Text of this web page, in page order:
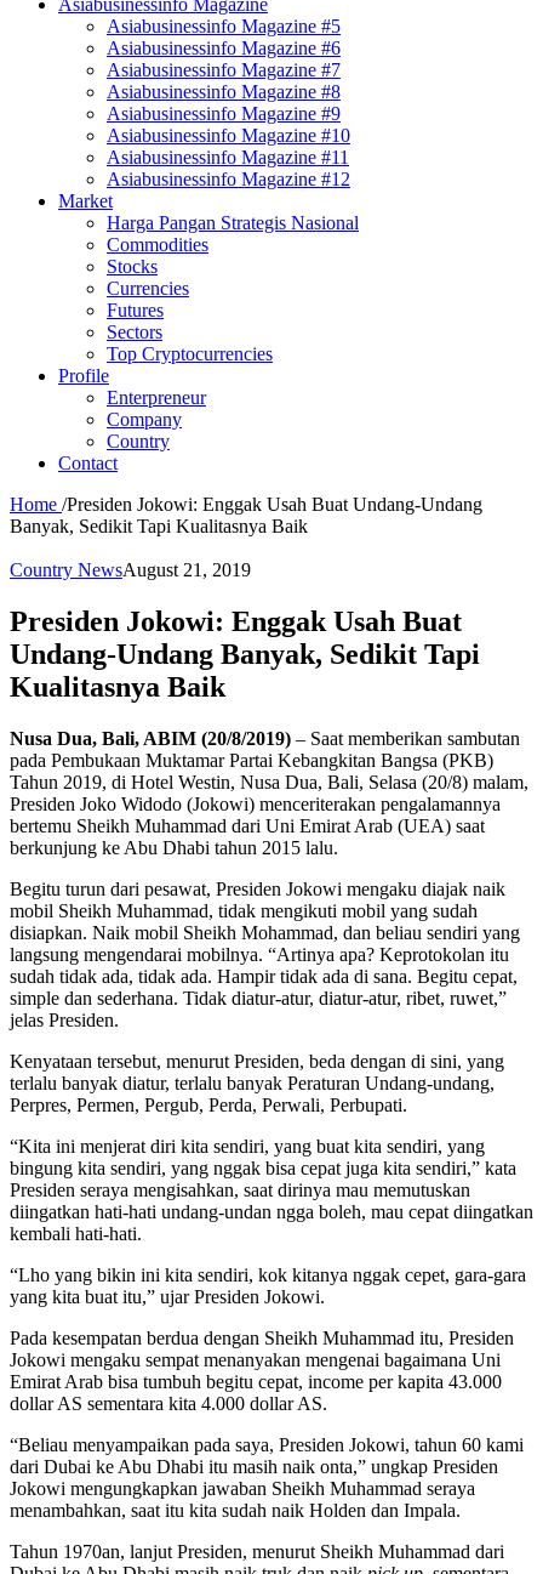
Asiabusinessinfo Magazine
Asiabusinessinfo Magazine #5
Asiabusinessinfo Magazine #6
Asiabusinessinfo Magazine #7
Asiabusinessinfo Magazine #8
Asiabusinessinfo Magazine #9
Asiabusinessinfo Magazine #10
Asiabusinessinfo Magazine #11
Asiabusinessinfo Magazine #12
Market
Harga Pangan Strategis Nasional
Commodities
Stocks
Currencies
Futures
Sectors
Top Cryptocurrencies
Profile
Enterpreneur
Company
Country
Contact
Home /Presiden Jokowi: Enggak Usah Buat Undang-Undang
Banyak, Sedikit Tapi Kualitasnya Baik
Country NewsAugust 21, 2019
Presiden Jokowi: Enggak Usah Buat
Undang-Undang Banyak, Sedikit Tapi
Kualitasnya Baik
Nusa Dua, Bali, ABIM (20/8/2019) – Saat memberikan sambutan
pada Pembukaan Muktamar Partai Kebangkitan Bangsa (PKB)
Tahun 2019, di Hotel Westin, Nusa Dua, Bali, Selasa (20/8) malam,
Presiden Joko Widodo (Jokowi) menceriterakan pengalamannya
bertemu Sheikh Muhammad dari Uni Emirat Arab (UEA) saat
berkunjung ke Abu Dhabi tahun 2015 lalu.
Begitu turun dari pesawat, Presiden Jokowi mengaku diajak naik
mobil Sheikh Muhammad, tidak mengikuti mobil yang sudah
disiapkan. Naik mobil Sheikh Mohammad, dan beliau sendiri yang
langsung mengendarai mobilnya. “Artinya apa? Keprotokolan itu
sudah tidak ada, tidak ada. Hampir tidak ada di sana. Begitu cepat,
simple dan sederhana. Tidak diatur-atur, diatur-atur, ribet, ruwet,”
jelas Presiden.
Kenyataan tersebut, menurut Presiden, beda dengan di sini, yang
terlalu banyak diatur, terlalu banyak Peraturan Undang-undang,
Perpres, Permen, Pergub, Perda, Perwali, Perbupati.
“Kita ini menjerat diri kita sendiri, yang buat kita sendiri, yang
bingung kita sendiri, yang nggak bisa cepat juga kita sendiri,” kata
Presiden seraya mengisahkan, saat dirinya mau memutuskan
diingatkan hati-hati undang-undan ngga boleh, mau cepat diingatkan
kembali hati-hati.
“Lho yang bikin ini kita sendiri, kok kitanya nggak cepet, gara-gara
yang kita buat itu,” ujar Presiden Jokowi.
Pada kesempatan berdua dengan Sheikh Muhammad itu, Presiden
Jokowi mengaku sempat menanyakan mengenai bagaimana Uni
Emirat Arab bisa tumbuh begitu cepat, income per kapita 43.000
dollar AS sementara kita 4.000 dollar AS.
“Beliau menyampaikan pada saya, Presiden Jokowi, tahun 60 kami
dari Dubai ke Abu Dhabi itu masih naik onta,” ungkap Presiden
Jokowi mengungkapkan jawaban Sheikh Muhammad seraya
menambahkan, saat itu kita sudah naik Holden dan Impala.
Tahun 1970an, lanjut Presiden, menurut Sheikh Muhammad dari